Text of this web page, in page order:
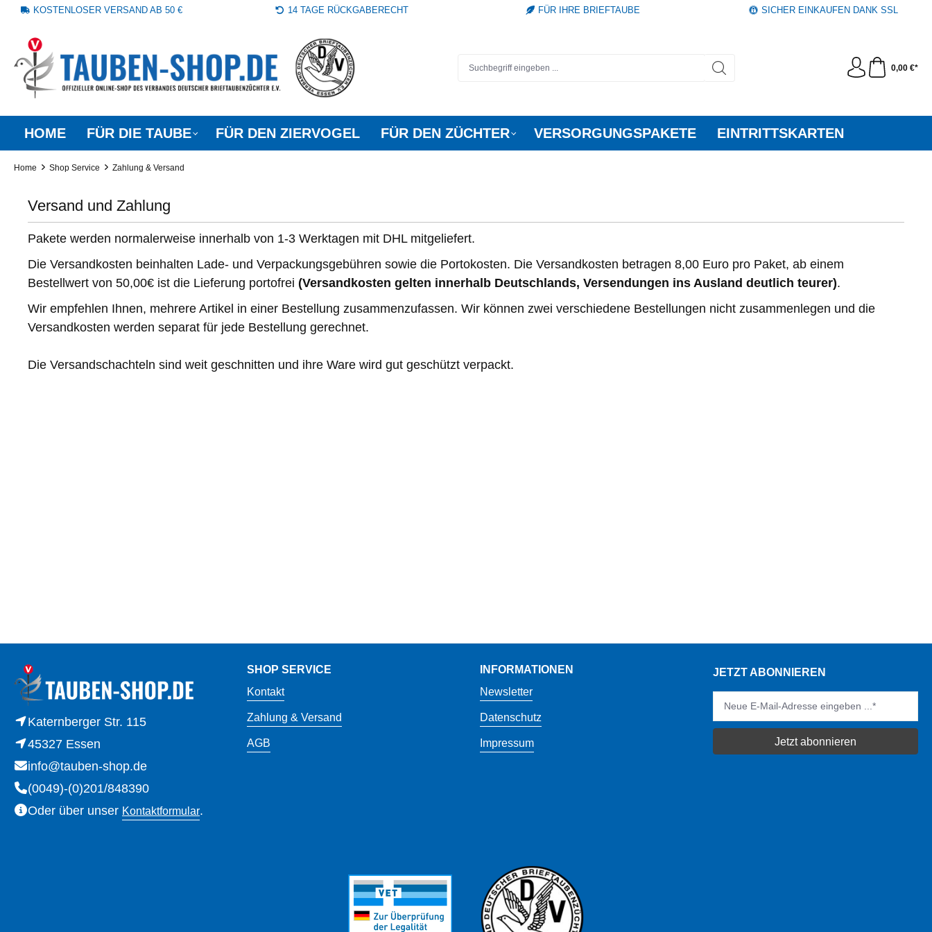
Zur Hauptnavigation springen
KOSTENLOSER VERSAND AB 50 € 14 TAGE RÜCKGABERECHT FÜR IHRE BRIEFTAUBE SICHER EINKAUFEN DANK SSL
0,00 €*
HOME FÜR DIE TAUBE FÜR DEN ZIERVOGEL FÜR DEN ZÜCHTER VERSORGUNGSPAKETE EINTRITTSKARTEN
Home Shop Service Zahlung & Versand
Versand und Zahlung
Pakete werden normalerweise innerhalb von 1-3 Werktagen mit DHL mitgeliefert.
Die Versandkosten beinhalten Lade- und Verpackungsgebühren sowie die Portokosten. Die Versandkosten betragen 8,00 Euro pro Paket, ab einem
Bestellwert von 50,00€ ist die Lieferung portofrei (Versandkosten gelten innerhalb Deutschlands, Versendungen ins Ausland deutlich teurer).
Wir empfehlen Ihnen, mehrere Artikel in einer Bestellung zusammenzufassen. Wir können zwei verschiedene Bestellungen nicht zusammenlegen und die
Versandkosten werden separat für jede Bestellung gerechnet.
Die Versandschachteln sind weit geschnitten und ihre Ware wird gut geschützt verpackt.
Katernberger Str. 115
45327 Essen
info@tauben-shop.de
(0049)-(0)201/848390
Oder über unser Kontaktformular.
SHOP SERVICE
Kontakt
Zahlung & Versand
AGB
INFORMATIONEN
Newsletter
Datenschutz
Impressum
JETZT ABONNIEREN
Jetzt abonnieren